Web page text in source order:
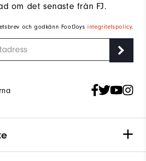
om det senaste från FJ.
och godkänn FootJoysintegritetspolicy.